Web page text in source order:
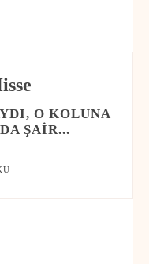
O KOLUNA
ŞAIR...